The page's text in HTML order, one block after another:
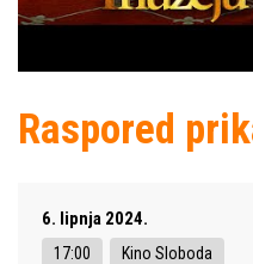
Raspored
6. lipnja 2024.
17:00 Kino Sloboda